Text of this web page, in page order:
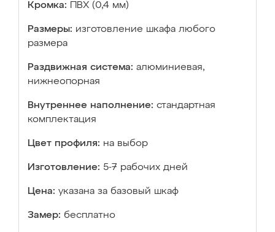
Кромка: ПВХ (0,4 мм)
Размеры: изготовление шкафа любого
размера
Раздвижная система: алюминиевая,
нижнеопорная
Внутреннее наполнение: стандартная
комплектация
Цвет профиля: на выбор
Изготовление: 5-7 рабочих дней
Цена: указана за базовый шкаф
Замер: бесплатно